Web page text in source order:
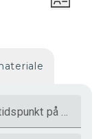
Ønsket tidspunkt på dagen